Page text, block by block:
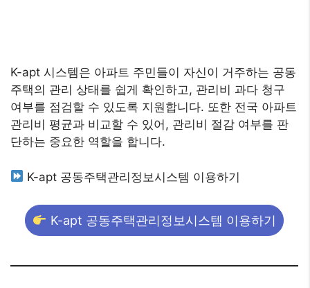
K-apt 시스템은 아파트 주민들이 자신이 거주하는 공동
주택의 관리 상태를 쉽게 확인하고, 관리비 과다 청구
여부를 점검할 수 있도록 지원합니다. 또한 전국 아파트
관리비 평균과 비교할 수 있어, 관리비 절감 여부를 판
단하는 중요한 역할을 합니다.
K-apt 공동주택관리정보시스템 이용하기
K-apt 공동주택관리정보시스템 이용하기